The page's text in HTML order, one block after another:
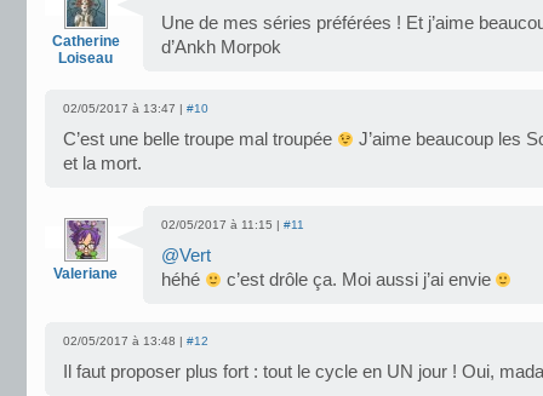
Catherine
Loiseau
Une de mes séries préférées ! Et j’aime
d’Ankh Morpok
02/05/2017 à 13:47 | #10
C’est une belle troupe mal troupée
J’aime beaucoup les
et la mort.
Valeriane
02/05/2017 à 11:15 | #11
@Vert
héhé
c’est drôle ça. Moi aussi j’ai envie
02/05/2017 à 13:48 | #12
Il faut proposer plus fort : tout le cycle en UN jour ! Oui,